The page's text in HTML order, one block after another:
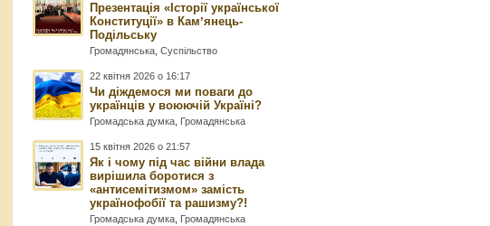
Презентація «Історії української
Конституції» в Камʼянець-
Подільську
Громадянська ,Суспільство
22 квітня 2026 о 16:17
Чи діждемося ми поваги до
українців у воюючій Україні?
Громадська думка Громадянська
15 квітня 2026 о 21:57
Як і чому під час війни влада
вирішила боротися з
«антисемітизмом» замість
українофобії та рашизму?!
Громадська думка Громадянська